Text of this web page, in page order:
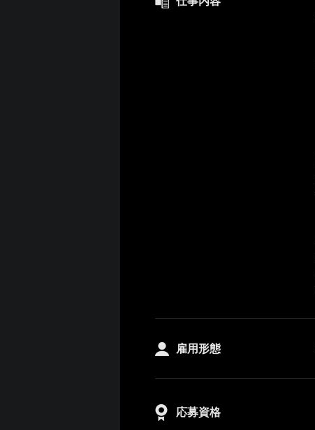
雇用形態
応募資格